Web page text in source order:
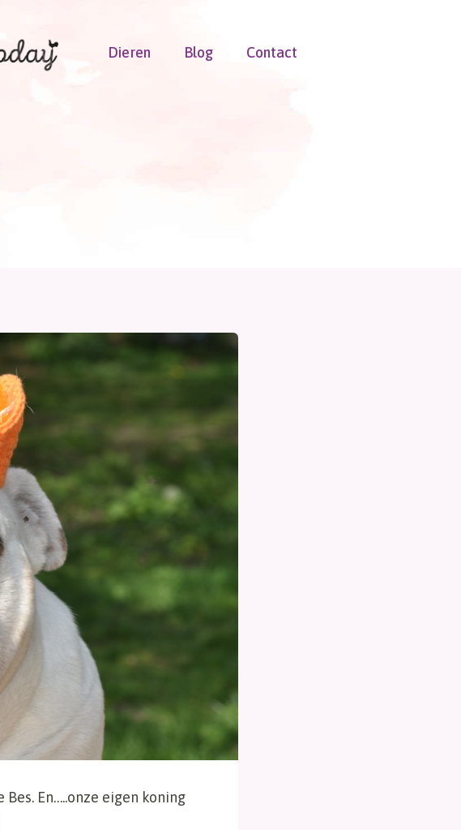
Dieren Blog Contact
En…..onze eigen koning